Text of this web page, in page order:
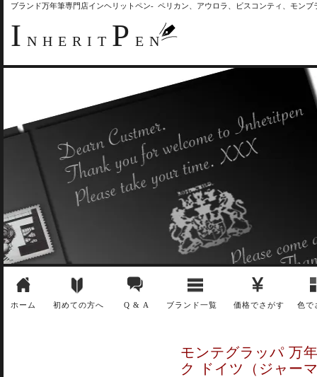
ブランド万年筆専門店インヘリットペン- ペリカン、アウロラ、ビスコンティ、モン
I NHERIT P EN
ホーム 初めての方へ Q & A ブランド一覧 価格でさがす 色で
モンテグラッパ 万
ク ドイツ（ジャー